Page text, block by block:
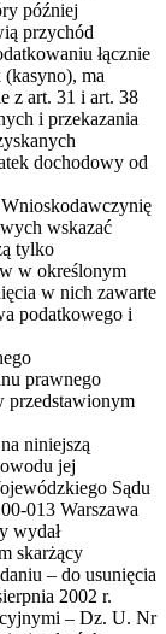
później
przychód
łącznie
ma
z art. 31 i art. 38
i przekazania
dochodowy od
wskazać
tylko
w określonym
w nich zawarte
podatkowego i
prawnego
przedstawionym
niniejszą
jej
Sądu
013 Warszawa
wydał
skarżący
– do usunięcia
2002 r.
– Dz. U. Nr